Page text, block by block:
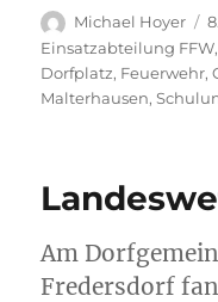
Autor
Michael Hoyer
Einsatzabteilung FFW,
Dorfplatz, Feuerwehr,
Malterhausen,
Am
Fredersdorf